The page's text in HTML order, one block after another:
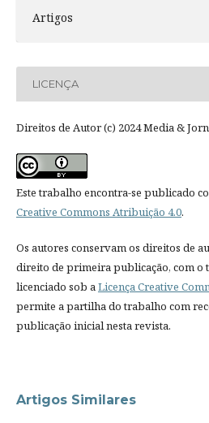
Artigos
LICENÇA
Direitos de Autor (c) 2024 Media &
Este trabalho encontra-se publicado
Creative Commons Atribuição 4.0.
Os autores conservam os direitos de
direito de primeira publicação, com o
licenciado sob aLicença Creative
permite a partilha do trabalho com
publicação inicial nesta revista.
Artigos Similares